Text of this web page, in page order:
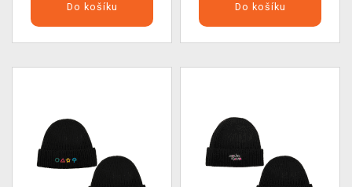
Do košíku Do košíku